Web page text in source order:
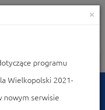
Nawigacja
×
programu
Wielkopolski 2021-
nowym serwisie